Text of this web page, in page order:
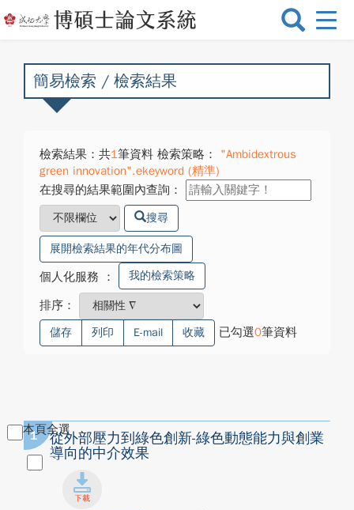
選
換
簡易檢索 / 檢索結果
檢索結果：共1筆資料 檢索策略：
"Ambidextrous
green innovation".ekeyword (精準)
在搜尋的結果範圍內查詢：
搜尋
展開檢索結果的年代分布圖
個人化服務 ： 我的檢索策略
排序：
儲存 列印 E-mail 收藏 已勾選0筆資料
本頁全選
1
從外部壓力到綠色創新-綠色動態能力與創業
導向的中介效果